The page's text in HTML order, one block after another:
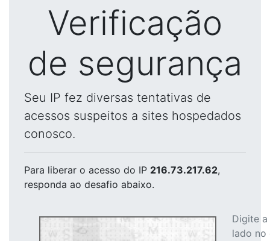
Verificação
de segurança
Seu IP fez diversas tentativas de
acessos suspeitos a sites hospedados
conosco.
Para liberar o acesso do IP 216.73.217.62,
responda ao desafio abaixo.
Digite
lado no